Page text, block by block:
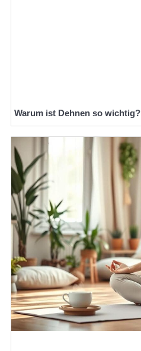
Warum ist Dehnen so wichtig?